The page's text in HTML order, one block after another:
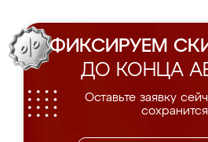
ФИКСИРУЕМ
ДО КОНЦА
Оставьте заявку